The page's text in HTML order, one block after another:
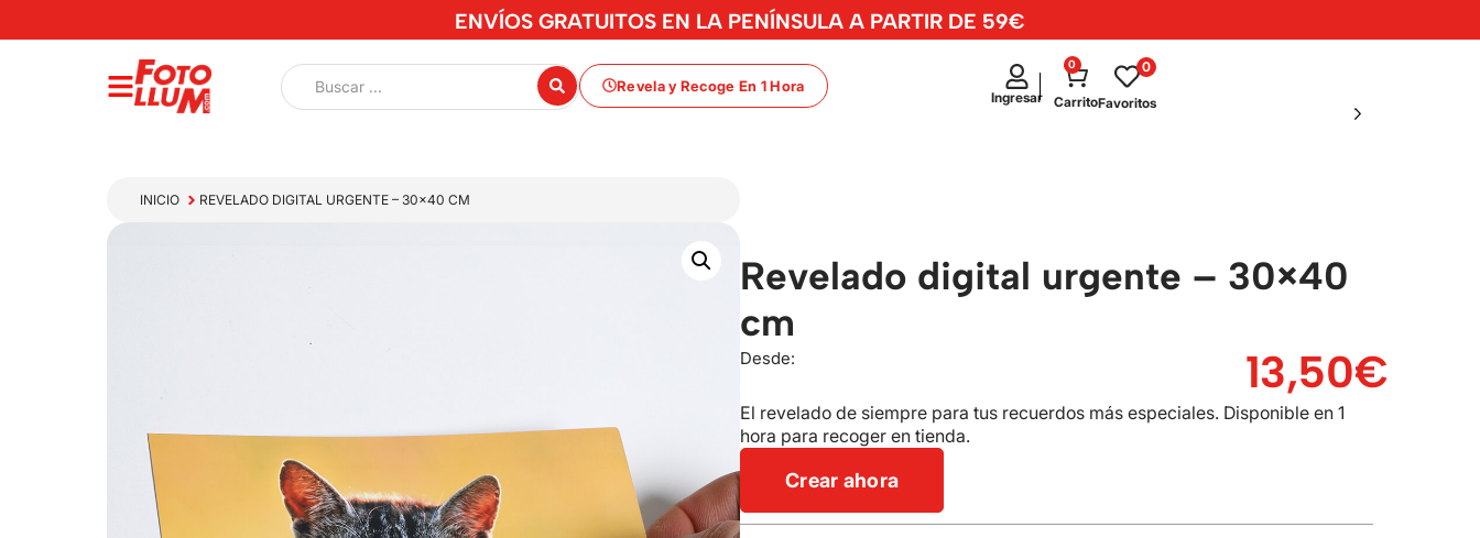
ENVÍOS GRATUITOS EN LA PENÍNSULA A PARTIR DE 59€
Revela y Recoge En 1 Hora
Ingresar
test
0
CarritoFavoritos
0
INICIO REVELADO DIGITAL URGENTE – 30×40 CM
Revelado digital urgente – 30×40
cm
Desde: 13,50€
El revelado de siempre para tus recuerdos más especiales. Disponible en 1
hora para recoger en tienda.
Crear ahora